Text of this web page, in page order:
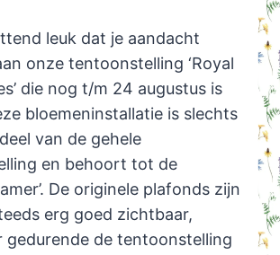
leuk dat je aandacht
onze tentoonstelling ‘Royal
die nog t/m 24 augustus is
bloemeninstallatie is slechts
van de gehele
en behoort tot de
De originele plafonds zijn
erg goed zichtbaar,
gedurende de tentoonstelling